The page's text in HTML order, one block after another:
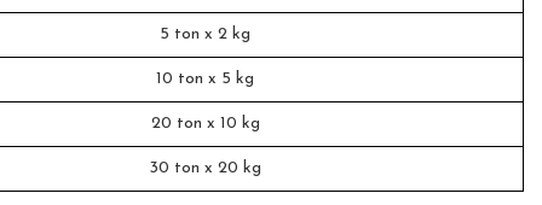
5 ton x 2 kg
10 ton x 5 kg
20 ton x 10 kg
30 ton x 20 kg